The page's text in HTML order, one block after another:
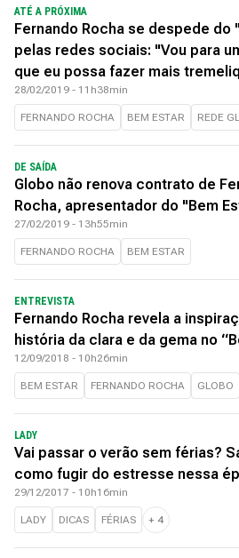
ATÉ A PRÓXIMA
Fernando Rocha se despede do
pelas redes sociais: "Vou para
que eu possa fazer mais
28/02/2019 - 11h38min
FERNANDO ROCHA BEM ESTAR REDE
DE SAÍDA
Globo não renova contrato de
Rocha, apresentador do "Bem
27/02/2019 - 13h55min
FERNANDO ROCHA BEM ESTAR
ENTREVISTA
Fernando Rocha revela a
história da clara e da gema no
12/09/2018 - 10h26min
BEM ESTAR FERNANDO ROCHA GLOBO
LADY
Vai passar o verão sem férias?
como fugir do estresse nessa
29/12/2017 - 10h16min
LADY DICAS FÉRIAS + 4